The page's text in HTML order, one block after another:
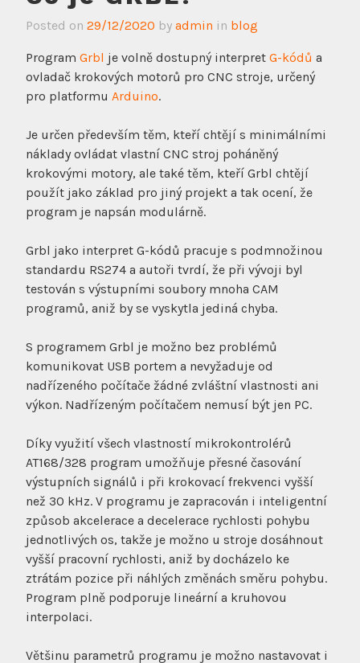
Posted on 29/12/2020 by admin in blog
Program Grbl je volně dostupný interpret G-kódů a
ovladač krokových motorů pro CNC stroje, určený
pro platformu Arduino.
Je určen především těm, kteří chtějí s minimálními
náklady ovládat vlastní CNC stroj poháněný
krokovými motory, ale také těm, kteří Grbl chtějí
použít jako základ pro jiný projekt a tak ocení, že
program je napsán modulárně.
Grbl jako interpret G-kódů pracuje s podmnožinou
standardu RS274 a autoři tvrdí, že při vývoji byl
testován s výstupními soubory mnoha CAM
programů, aniž by se vyskytla jediná chyba.
S programem Grbl je možno bez problémů
komunikovat USB portem a nevyžaduje od
nadřízeného počítače žádné zvláštní vlastnosti ani
výkon. Nadřízeným počítačem nemusí být jen PC.
Díky využití všech vlastností mikrokontrolérů
AT168/328 program umožňuje přesné časování
výstupních signálů i při krokovací frekvenci vyšší
než 30 kHz. V programu je zapracován i inteligentní
způsob akcelerace a decelerace rychlosti pohybu
jednotlivých os, takže je možno u stroje dosáhnout
vyšší pracovní rychlosti, aniž by docházelo ke
ztrátám pozice při náhlých změnách směru pohybu.
Program plně podporuje lineární a kruhovou
interpolaci.
Většinu parametrů programu je možno nastavovat i